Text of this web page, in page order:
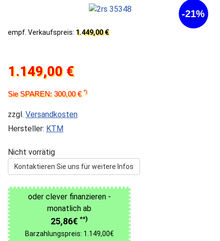
-21%
empf. Verkaufspreis: 1.449,00 €
1.149,00 €
Sie SPAREN: 300,00 €*)
zzgl. Versandkosten
Hersteller: KTM
Nicht vorrätig
Kontaktieren Sie uns für weitere Infos
oder clever finanzieren -
monatlich ab
25,86€ **)
Barzahlungspreis: 1.149,00€